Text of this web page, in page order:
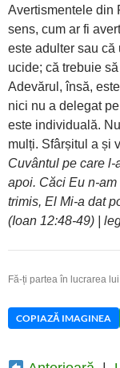
Avertismentele din
sens, cum ar fi
este adulter sau că
ucide; că trebuie
Adevărul, însă,
nici nu a delegat
este individuală.
mulți. Sfârșitul a și
Cuvântul pe care
apoi. Căci Eu n-am
trimis, El Mi-a dat
(Ioan 12:48-49) |
Fă-ți partea în lucrarea
COPIAZĂ IMAGINEA